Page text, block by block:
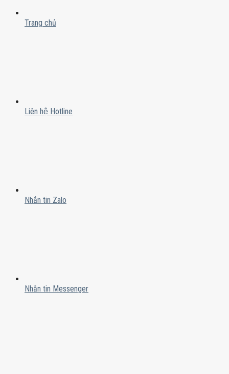
Trang chủ
Liên hệ Hotline
Nhắn tin Zalo
Nhắn tin Messenger